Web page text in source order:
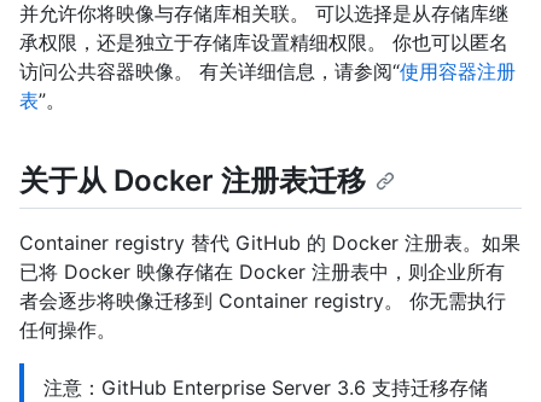
并允许你将映像与存储库相关联。 可以选择是从存储库继
承权限，还是独立于存储库设置精细权限。 你也可以匿名
访问公共容器映像。 有关详细信息，请参阅“使用容器注册
表”。
关于从 Docker 注册表迁移
Container registry 替代 GitHub 的 Docker 注册表。如果
已将 Docker 映像存储在 Docker 注册表中，则企业所有
者会逐步将映像迁移到 Container registry。 你无需执行
任何操作。
注意：GitHub Enterprise Server 3.6 支持迁移存储